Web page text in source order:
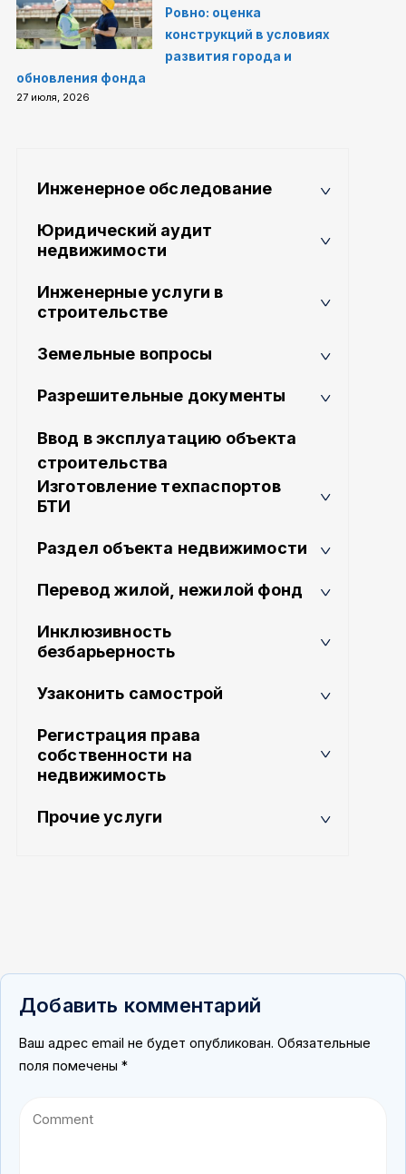
Ровно: оценка
конструкций в условиях
развития города и
обновления фонда
27 июля, 2026
Инженерное обследование
Юридический аудит
недвижимости
Инженерные услуги в
строительстве
Земельные вопросы
Разрешительные документы
Ввод в эксплуатацию объекта
строительства
Изготовление техпаспортов
БТИ
Раздел объекта недвижимости
Перевод жилой, нежилой фонд
Инклюзивность
безбарьерность
Узаконить самострой
Регистрация права
собственности на
недвижимость
Прочие услуги
Добавить комментарий
Ваш адрес email не будет опубликован. Обязательные
поля помечены *